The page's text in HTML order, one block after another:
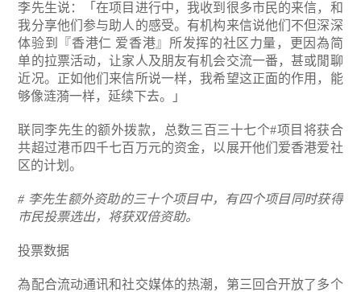
李先生说：「在项目进行中，我收到很多市民的来信，和
我分享他们参与助人的感受。有机构来信说他们不但深深
体验到『香港仁 爱香港』所发挥的社区力量，更因為简
单的拉票活动，让家人及朋友有机会交流一番，甚或閒聊
近况。正如他们来信所说一样，我希望这正面的作用，能
够像涟漪一样，延续下去。」
联同李先生的额外拨款，总数三百三十七个#项目将获合
共超过港币四千七百万元的资金，以展开他们爱香港爱社
区的计划。
# 李先生额外资助的三十个项目中，有四个项目同时获得
市民投票选出，将获双倍资助。
投票数据
為配合流动通讯和社交媒体的热潮，第三回合开放了多个